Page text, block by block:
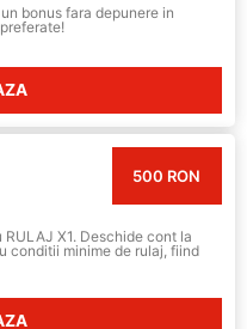
bonus fara depunere in
500 RON
X1. Deschide cont la
conditii minime de rulaj, fiind